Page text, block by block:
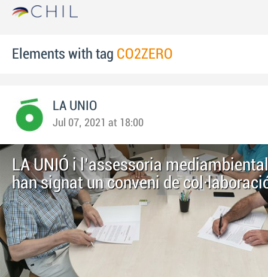
Elements with tag CO2ZERO
LA UNIO
Jul 07, 2021 at 18:00
LA UNIÓ i l'assessoria mediambiental
han signat un conveni de